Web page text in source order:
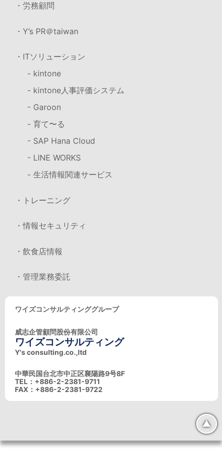
・労務顧問
・Y’s PR＠taiwan
・ITソリューション
- kintone
- kintone人事評価システム
- Garoon
- 育て〜る
- SAP Hana Cloud
- LINE WORKS
- 生活情報関連サービス
・トレーニング
・情報セキュリティ
・飲食店情報
・管理業務委託
ワイズコンサルティンググループ
威志企管顧問股份有限公司
ワイズコンサルティング
Y's consulting.co.,ltd
中華民国台北市中正区襄陽路9号8F
TEL：+886-2-2381-9711
FAX：+886-2-2381-9722
▲